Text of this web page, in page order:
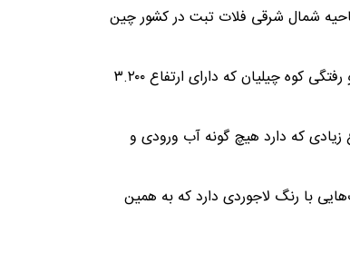
شمال شرقی فلات تبت در کشور چین
شاید این سوال در ذهن شما شکل بگیرد که دریاچه کوهستانی به چه معنا می‌باشد. در پاسخ باید بگوییم که این دریاچه در واقع در فرو رفتگی کوه چیلیان که دارای ارتفاع ۳.۲۰۰
که دارد هیچ گونه آب ورودی و
با رنگ لاجوردی دارد که به همین